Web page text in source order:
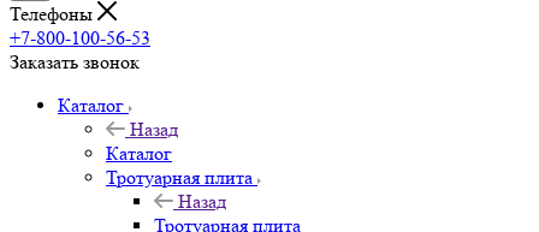
Телефоны
+7-800-100-56-53
Заказать звонок
Каталог
Назад
Каталог
Тротуарная плита
Назад
Тротуарная плита